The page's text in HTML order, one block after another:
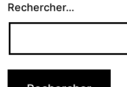
Rechercher…